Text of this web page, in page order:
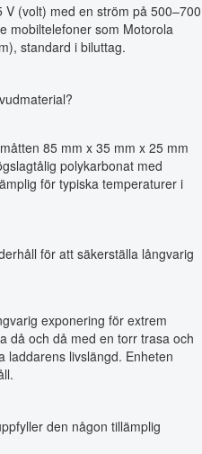
(volt) med en ström på 500–700
mobiltelefoner som Motorola
standard i biluttag.
85 mm x 35 mm x 25 mm
polykarbonat med
för typiska temperaturer i
för att säkerställa långvarig
exponering för extrem
då och då med en torr trasa och
laddarens livslängd. Enheten
den någon tillämplig